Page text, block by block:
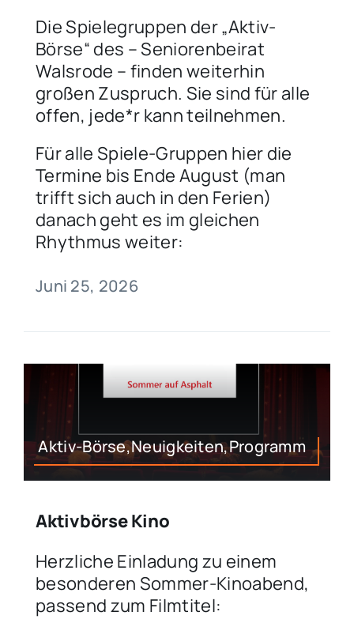
Die Spielegruppen der „Aktiv-
Börse“ des – Seniorenbeirat
Walsrode – finden weiterhin
großen Zuspruch. Sie sind für alle
offen, jede*r kann teilnehmen.
Für alle Spiele-Gruppen hier die
Termine bis Ende August (man
trifft sich auch in den Ferien)
danach geht es im gleichen
Rhythmus weiter:
Juni 25, 2026
Aktiv-Börse,Neuigkeiten,Programm
Aktivbörse Kino
Herzliche Einladung zu einem
besonderen Sommer-Kinoabend,
passend zum Filmtitel: